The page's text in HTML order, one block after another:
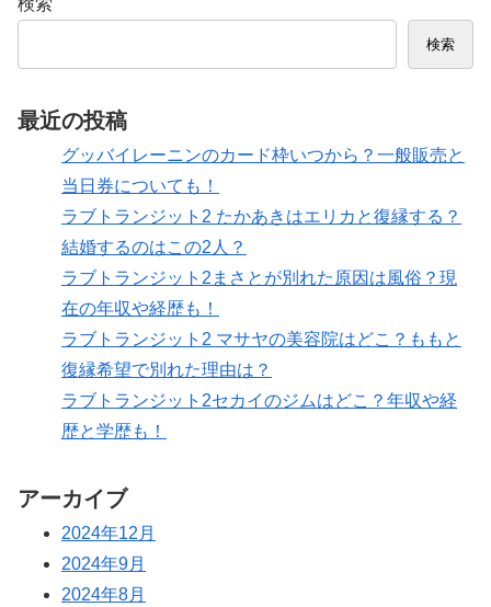
検索
検索
最近の投稿
グッバイレーニンのカード枠いつから？一般販売と
当日券についても！
ラブトランジット2 たかあきはエリカと復縁する？
結婚するのはこの2人？
ラブトランジット2まさとが別れた原因は風俗？現
在の年収や経歴も！
ラブトランジット2 マサヤの美容院はどこ？ももと
復縁希望で別れた理由は？
ラブトランジット2セカイのジムはどこ？年収や経
歴と学歴も！
アーカイブ
2024年12月
2024年9月
2024年8月